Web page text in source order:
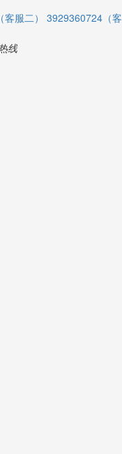
服二） 3929360724（
线